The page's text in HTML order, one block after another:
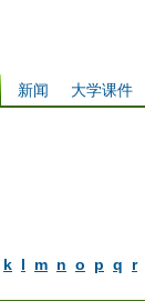
大学课件
新闻
k l m n o p q r